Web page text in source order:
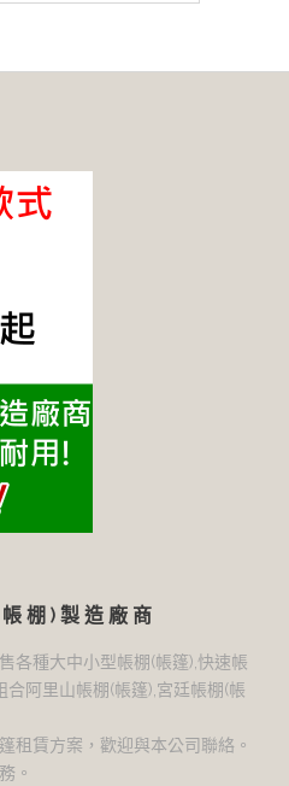
棚)製造廠商
各種大中小型帳棚(帳篷),快速帳
合阿里山帳棚(帳篷),宮廷帳棚(帳
租賃方案，歡迎與本公司聯絡。
。